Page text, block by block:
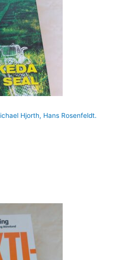
Hjorth, Hans Rosenfeldt.